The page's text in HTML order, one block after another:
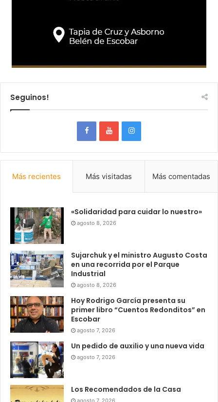
Seguinos!
Más recientes Más visitadas Más comentadas
«Solidaridad para cuidar lo nuestro»
agosto 8, 2026
Sujarchuk y el ministro Augusto Costa
en una recorrida por el Parque
Industrial
agosto 8, 2026
Hoy Rodrigo García presenta su
primer libro “Cuentos Redonditos” en
Escobar
agosto 7, 2026
Un pedido de auxilio y una nueva vida
agosto 7, 2026
Los Recomendados de la Casa